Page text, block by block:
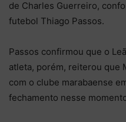
de Charles Guerreiro,
futebol Thiago Passos.
Passos confirmou que o
atleta, porém, reiterou que
com o clube marabaense
fechamento nesse